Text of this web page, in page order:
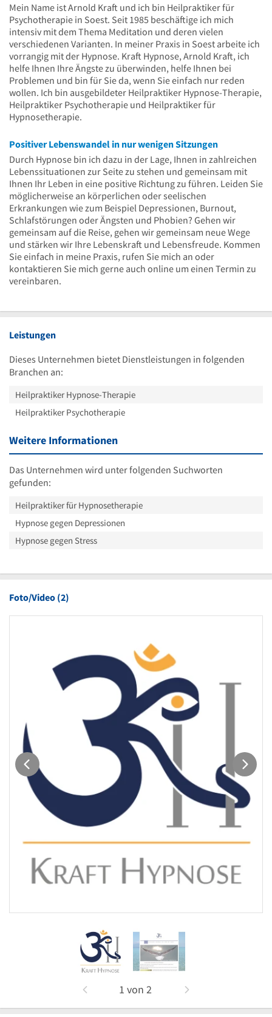
Mein Name ist Arnold Kraft und ich bin Heilpraktiker für
Psychotherapie in Soest. Seit 1985 beschäftige ich mich
intensiv mit dem Thema Meditation und deren vielen
verschiedenen Varianten. In meiner Praxis in Soest arbeite ich
vorrangig mit der Hypnose. Kraft Hypnose, Arnold Kraft, ich
helfe Ihnen Ihre Ängste zu überwinden, helfe Ihnen bei
Problemen und bin für Sie da, wenn Sie einfach nur reden
wollen. Ich bin ausgebildeter Heilpraktiker Hypnose-Therapie,
Heilpraktiker Psychotherapie und Heilpraktiker für
Hypnosetherapie.
Positiver Lebenswandel in nur wenigen Sitzungen
Durch Hypnose bin ich dazu in der Lage, Ihnen in zahlreichen
Lebenssituationen zur Seite zu stehen und gemeinsam mit
Ihnen Ihr Leben in eine positive Richtung zu führen. Leiden Sie
möglicherweise an körperlichen oder seelischen
Erkrankungen wie zum Beispiel Depressionen, Burnout,
Schlafstörungen oder Ängsten und Phobien? Gehen wir
gemeinsam auf die Reise, gehen wir gemeinsam neue Wege
und stärken wir Ihre Lebenskraft und Lebensfreude. Kommen
Sie einfach in meine Praxis, rufen Sie mich an oder
kontaktieren Sie mich gerne auch online um einen Termin zu
vereinbaren.
Leistungen
Dieses Unternehmen bietet Dienstleistungen in folgenden
Branchen an:
Heilpraktiker Hypnose-Therapie
Heilpraktiker Psychotherapie
Weitere Informationen
Das Unternehmen wird unter folgenden Suchworten
gefunden:
Heilpraktiker für Hypnosetherapie
Hypnose gegen Depressionen
Hypnose gegen Stress
Foto/Video (2)
1 von 2